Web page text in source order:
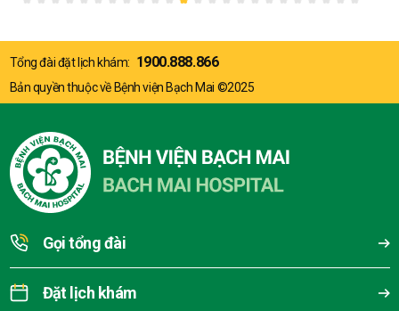
Tổng đài đặt lịch khám: 1900.888.866
Bản quyền thuộc về Bệnh viện Bạch Mai ©2025
Gọi tổng đài
Đặt lịch khám